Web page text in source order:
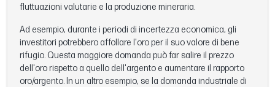
fluttuazioni valutarie e la produzione mineraria.
Ad esempio, durante i periodi di incertezza economica, gli
investitori potrebbero affollare l'oro per il suo valore di bene
rifugio. Questa maggiore domanda può far salire il prezzo
dell'oro rispetto a quello dell'argento e aumentare il rapporto
oro/argento. In un altro esempio, se la domanda industriale di